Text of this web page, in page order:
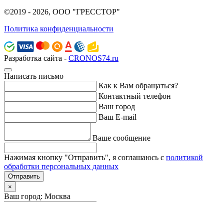
©2019 - 2026, ООО "ГРЕССТОР"
Политика конфиденциальности
Разработка сайта - CRONOS74.ru
Написать письмо
Как к Вам обращаться?
Контактный телефон
Ваш город
Ваш E-mail
Ваше сообщение
Нажимая кнопку "Отправить", я соглашаюсь с политикой
обработки персональных данных
Отправить
×
Ваш город: Москва